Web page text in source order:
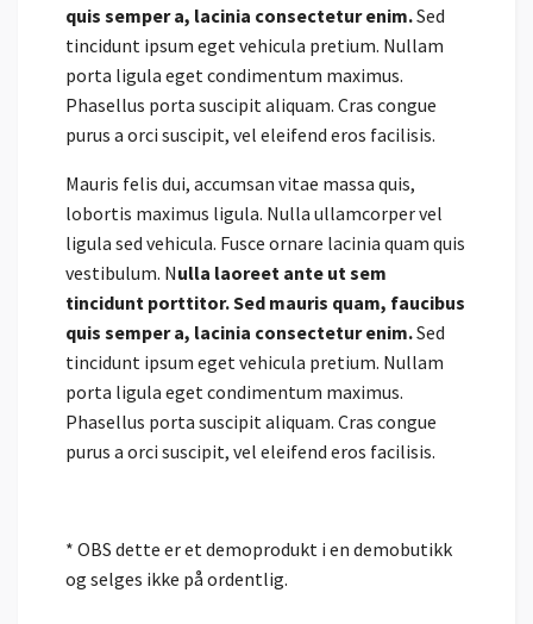
quis semper a, lacinia consectetur enim.Sed
tincidunt ipsum eget vehicula pretium. Nullam
porta ligula eget condimentum maximus.
Phasellus porta suscipit aliquam. Cras congue
purus a orci suscipit, vel eleifend eros facilisis.
Mauris felis dui, accumsan vitae massa quis,
lobortis maximus ligula. Nulla ullamcorper vel
ligula sed vehicula. Fusce ornare lacinia quam quis
vestibulum. Nulla laoreet ante ut sem
tincidunt porttitor. Sed mauris quam, faucibus
quis semper a, lacinia consectetur enim.Sed
tincidunt ipsum eget vehicula pretium. Nullam
porta ligula eget condimentum maximus.
Phasellus porta suscipit aliquam. Cras congue
purus a orci suscipit, vel eleifend eros facilisis.
* OBS dette er et demoprodukt i en demobutikk
og selges ikke på ordentlig.